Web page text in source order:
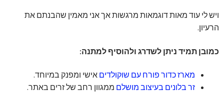
ויש לי עוד מאות דוגמאות מרגשות אך אני מאמין שהבנתם את
הרעיון.
כמובן תמיד ניתן לשדרג ולהוסיף למתנה:
מארז כדור פורח עם שוקולדים אישי ומפנק במיוחד.
זר בלונים בעיצוב מושלם ממגוון רחב של זרים באתר.